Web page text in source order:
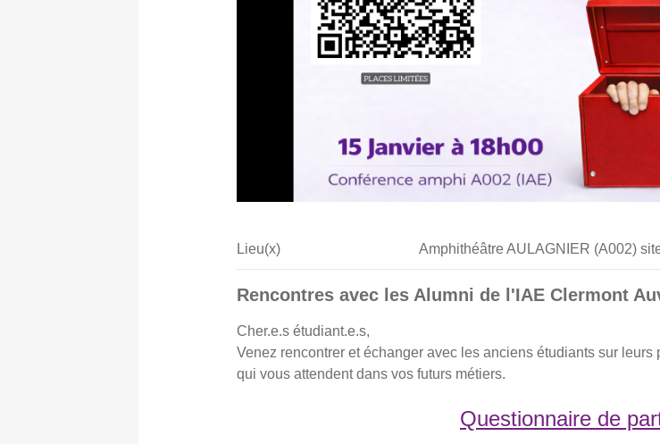
Lieu(x) Amphithéâtre AULAGNIER (A002)
Rencontres avec les Alumni de l'IAE Clermont
Cher.e.s étudiant.e.s,
Venez rencontrer et échanger avec les anciens étudiants sur
qui vous attendent dans vos futurs métiers.
Questionnaire de